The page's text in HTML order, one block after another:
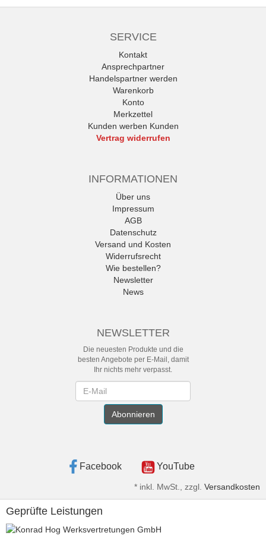
SERVICE
Kontakt
Ansprechpartner
Handelspartner werden
Warenkorb
Konto
Merkzettel
Kunden werben Kunden
Vertrag widerrufen
INFORMATIONEN
Über uns
Impressum
AGB
Datenschutz
Versand und Kosten
Widerrufsrecht
Wie bestellen?
Newsletter
News
NEWSLETTER
Die neuesten Produkte und die
besten Angebote per E-Mail, damit
Ihr nichts mehr verpasst.
Abonnieren
Facebook YouTube
* inkl. MwSt., zzgl. Versandkosten
Geprüfte Leistungen